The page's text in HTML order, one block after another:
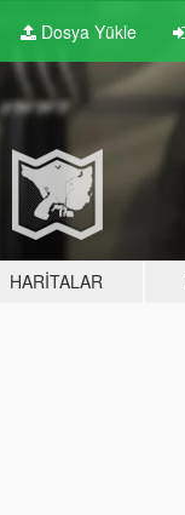
Dosya Yükle
HARITALAR